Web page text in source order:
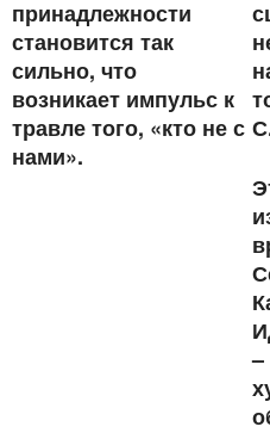
принадлежности
становится так
сильно, что
возникает импульс к
травле того, «кто не с
нами».
–